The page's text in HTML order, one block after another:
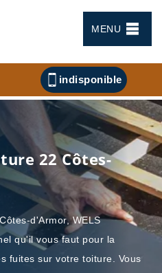
MENU
indisponible
22 Côtes-
d'Armor, WELS
qu'il vous faut pour la
fuites sur votre toiture. Vous